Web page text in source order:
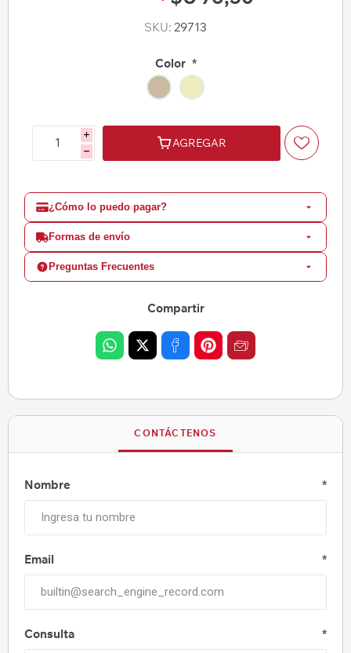
SKU: 29713
Color *
i
h
AGREGAR
¿Cómo lo puedo pagar?
Formas de envío
Preguntas Frecuentes
Compartir
CONTÁCTENOS
Nombre *
Email *
Consulta *